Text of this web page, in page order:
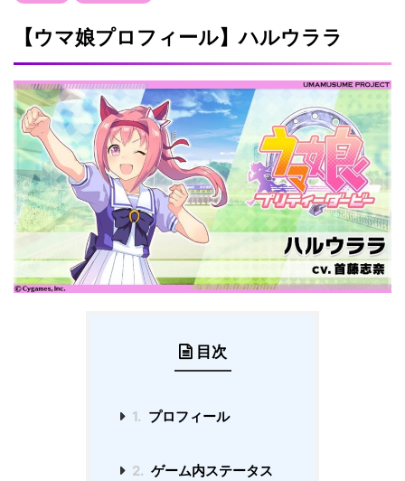
【ウマ娘プロフィール】ハルウララ
目次
1. プロフィール
2. ゲーム内ステータス